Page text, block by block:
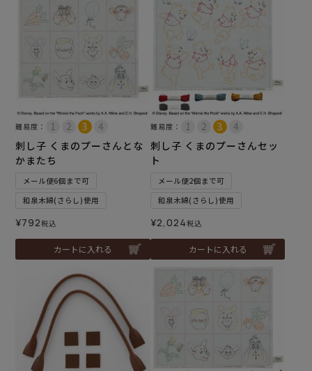
難易度：
刺し子 くまのプーさんとな
かまたち
メール便6個まで可
和泉木綿(さらし)使用
¥792税込
カートに入れる
難易度：
刺し子 くまのプーさんセッ
ト
メール便2個まで可
和泉木綿(さらし)使用
¥2,024税込
カートに入れる